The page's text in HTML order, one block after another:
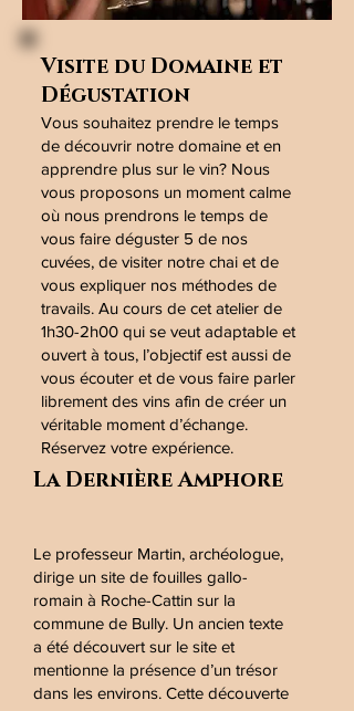
Visite du Domaine et
Dégustation
​Vous souhaitez prendre le temps
de découvrir notre domaine et en
apprendre plus sur le vin? Nous
vous proposons un moment calme
où nous prendrons le temps de
vous faire déguster 5 de nos
cuvées, de visiter notre chai et de
vous expliquer nos méthodes de
travails. Au cours de cet atelier de
1h30-2h00 qui se veut adaptable et
ouvert à tous, l’objectif est aussi de
vous écouter et de vous faire parler
librement des vins afin de créer un
véritable moment d’échange.
Réservez votre expérience.
La Dernière Amphore
Le professeur Martin, archéologue,
dirige un site de fouilles gallo-
romain à Roche-Cattin sur la
commune de Bully. Un ancien texte
a été découvert sur le site et
mentionne la présence d’un trésor
dans les environs. Cette découverte